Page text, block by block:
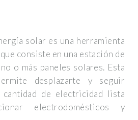
solar es una herramienta
consiste en una estación de
o más paneles solares. Esta
desplazarte y seguir
de electricidad lista
electrodomésticos y